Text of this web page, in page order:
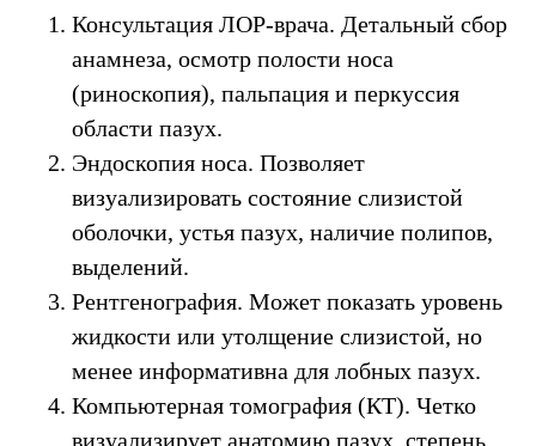
Консультация ЛОР-врача. Детальный сбор
анамнеза, осмотр полости носа
(риноскопия), пальпация и перкуссия
области пазух.
Эндоскопия носа. Позволяет
визуализировать состояние слизистой
оболочки, устья пазух, наличие полипов,
выделений.
Рентгенография. Может показать уровень
жидкости или утолщение слизистой, но
менее информативна для лобных пазух.
Компьютерная томография (КТ). Четко
визуализирует анатомию пазух, степень